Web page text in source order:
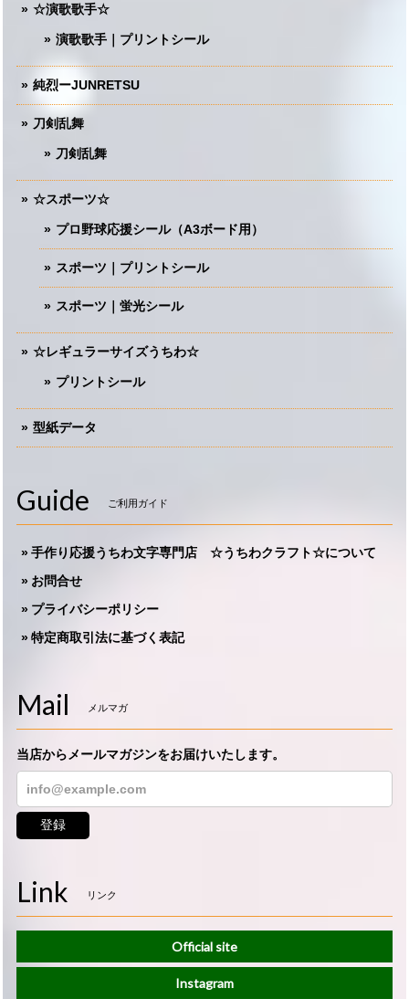
☆演歌歌手☆
演歌歌手｜プリントシール
純烈ーJUNRETSU
刀剣乱舞
刀剣乱舞
☆スポーツ☆
プロ野球応援シール（A3ボード用）
スポーツ｜プリントシール
スポーツ｜蛍光シール
☆レギュラーサイズうちわ☆
プリントシール
型紙データ
Guide ご利用ガイド
手作り応援うちわ文字専門店 ☆うちわクラフト☆について
お問合せ
プライバシーポリシー
特定商取引法に基づく表記
Mail メルマガ
当店からメールマガジンをお届けいたします。
登録
Link リンク
Official site
Instagram